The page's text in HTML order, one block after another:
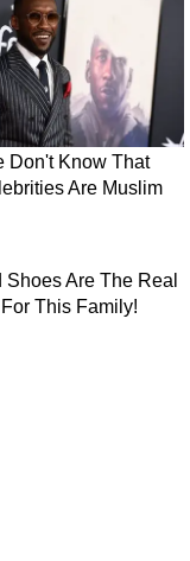
এবং
এবং এক
নেতৃত্ব